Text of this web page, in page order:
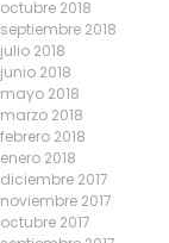
octubre 2018
septiembre 2018
julio 2018
junio 2018
mayo 2018
marzo 2018
febrero 2018
enero 2018
diciembre 2017
noviembre 2017
octubre 2017